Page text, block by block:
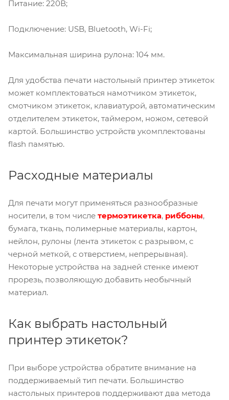
Питание: 220В;
Подключение: USB, Bluetooth, Wi-Fi;
Максимальная ширина рулона: 104 мм.
Для удобства печати настольный принтер этикеток
может комплектоваться намотчиком этикеток,
смотчиком этикеток, клавиатурой, автоматическим
отделителем этикеток, таймером, ножом, сетевой
картой. Большинство устройств укомплектованы
flash памятью.
Расходные материалы
Для печати могут применяться разнообразные
носители, в том числе термоэтикетка, риббоны,
бумага, ткань, полимерные материалы, картон,
нейлон, рулоны (лента этикеток с разрывом, с
черной меткой, с отверстием, непрерывная).
Некоторые устройства на задней стенке имеют
прорезь, позволяющую добавить необычный
материал.
Как выбрать настольный
принтер этикеток?
При выборе устройства обратите внимание на
поддерживаемый тип печати. Большинство
настольных принтеров поддерживают два метода